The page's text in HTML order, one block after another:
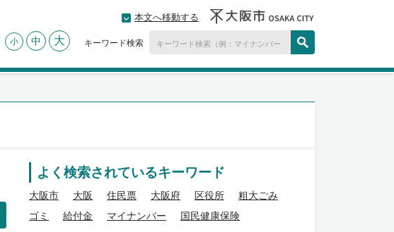
本文へ移動する
小 中 大 キーワード検索
よく検索されているキーワード
大阪市 大阪 住民票 大阪府 区役所
粗大ごみ
ゴミ
給付金 マイナンバー 国民健康保険